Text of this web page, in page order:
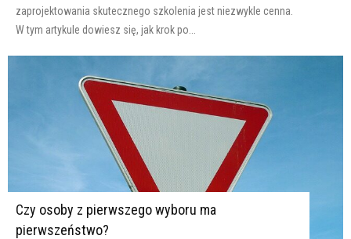
zaprojektowania skutecznego szkolenia jest niezwykle cenna.
W tym artykule dowiesz się, jak krok po...
Czy osoby z pierwszego wyboru ma
pierwszeństwo?